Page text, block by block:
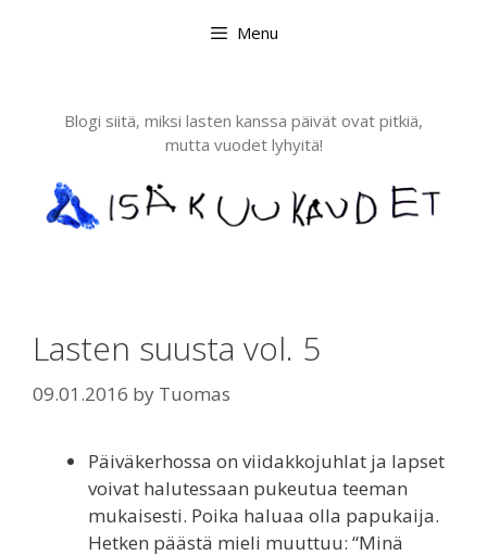
Menu
Blogi siitä, miksi lasten kanssa päivät ovat pitkiä,
mutta vuodet lyhyitä!
Lasten suusta vol. 5
09.01.2016 by Tuomas
Päiväkerhossa on viidakkojuhlat ja lapset
voivat halutessaan pukeutua teeman
mukaisesti. Poika haluaa olla papukaija.
Hetken päästä mieli muuttuu: “Minä